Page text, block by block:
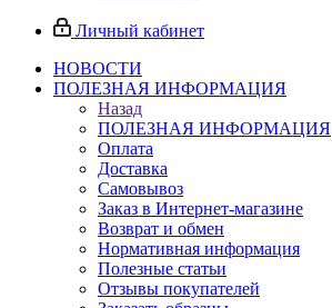
Личный кабинет
НОВОСТИ
ПОЛЕЗНАЯ ИНФОРМАЦИЯ
Назад
ПОЛЕЗНАЯ ИНФОРМАЦИЯ
Оплата
Доставка
Самовывоз
Заказ в Интернет-магазине
Возврат и обмен
Нормативная информация
Полезные статьи
Отзывы покупателей